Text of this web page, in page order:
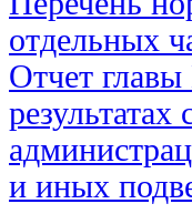
отдельных
Отчет
результатах
и иных